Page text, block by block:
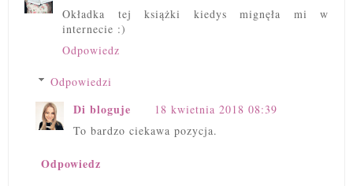
Okładka tej książki kiedys mignęła mi w
internecie :)
Odpowiedz
Odpowiedzi
Di bloguje
18 kwietnia 2018 08:39
To bardzo ciekawa pozycja.
Odpowiedz